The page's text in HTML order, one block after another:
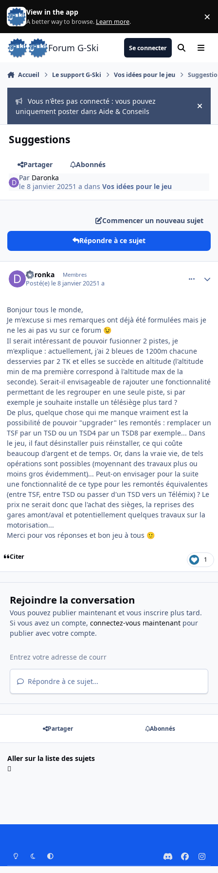
Aller au contenu
View in the app
A better way to browse. Learn more. ×
Forum G-Ski Se connecter Rechercher
Menu
Accueil Le support G-Ski Vos idées pour le jeu
Vous n'êtes pas connecté : vous pouvez
uniquement poster dans Aide & Conseils
Hide
Suggestions
Partager
Abonnés
Par Daronka
le 8 janvier 20251 a dansVos idées pour le jeu
Commencer un nouveau sujet
Répondre à ce sujet
Daronka Membres
Posté(e) le 8 janvier 20251 a
Bonjour tous le monde,
Je m'excuse si mes remarques ont déjà été formulées mais je
ne les ai pas vu sur ce forum 😉
Il serait intéressant de pouvoir fusionner 2 pistes, je
m'explique : actuellement, j'ai 2 bleues de 1200m chacune
desservies par 2 TK et elles se succède en altitude (l'altitude
min de ma première correspond à l'altitude max de la
seconde). Serait-il envisageable de rajouter une fonctionnalité
permettant de les regrouper en une seule piste, si par
exemple je souhaite installe un télésiège plus tard ?
De plus, quelque chose qui me manque vraiment est la
possibilité de pouvoir "upgrader" les remontés : remplacer un
TSF par un TSD ou un TSD4 par un TSD8 par exemple... Dans
le jeu, il faut désinstaller puis réinstaller, ce qui coûte
beaucoup d'argent et de temps. Or, dans la vraie vie, de tels
opérations sont possibles (moyennant des travaux plus ou
moins gros évidemment)... Peut-on envisager pour la suite
une fonctionnalité de ce type pour les remontés équivalentes
(entre TSF, entre TSD ou passer d'un TSD vers un Télémix) ? Le
prix ne serait donc que l'achat des sièges, la reprises des
gares amont/aval et potentiellement quelques travaux sur la
motorisation...
Merci pour vos réponses et bon jeu à tous 🙂
Citer 1
Rejoindre la conversation
Vous pouvez publier maintenant et vous inscrire plus tard.
Si vous avez un compte, connectez-vous maintenantpour
publier avec votre compte.
Répondre à ce sujet…
Partager Abonnés
Aller sur la liste des sujets
Mode ClairMode SombrePréférence Système
d
i
a
n